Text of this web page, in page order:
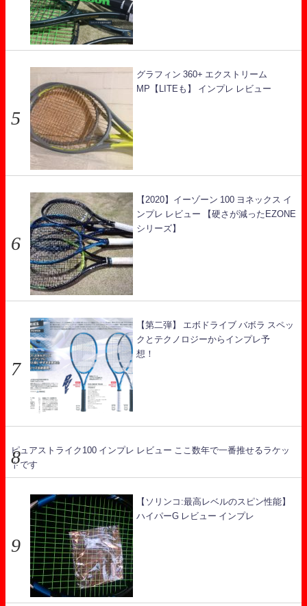
グラフィン 360+ エクストリーム
MP【LITEも】 インプレ レビュー
【2020】イーゾーン 100 ヨネックス イ
ンプレ レビュー 【硬さが減ったEZONE
シリーズ】
【第二弾】 エボドライブ バボラ スペッ
クとテクノロジーからインプレ予
想！
ピュアストライク100 インプレ レビュー ここ数年で一番推せるラケッ
トです
【ソリンコ:最高レベルのスピン性能】
ハイパーG レビュー インプレ